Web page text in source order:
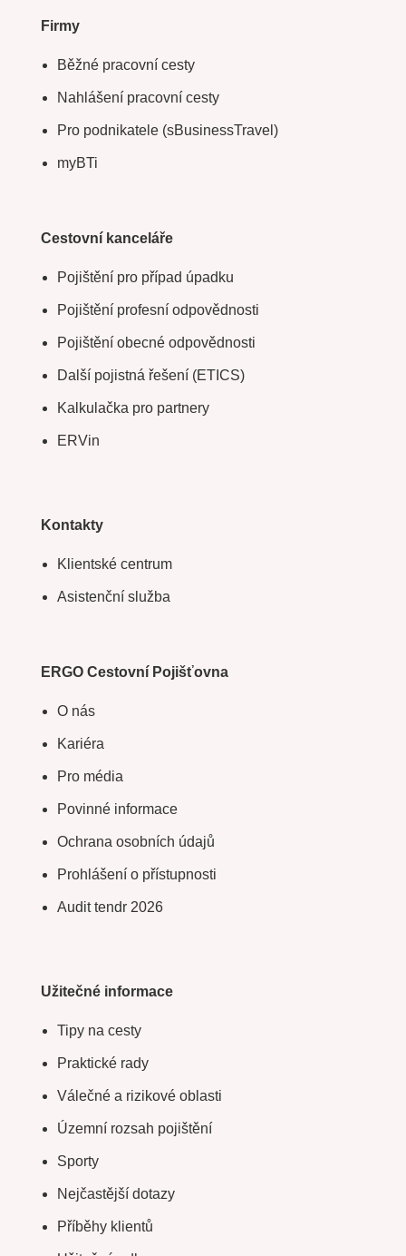
Firmy
Běžné pracovní cesty
Nahlášení pracovní cesty
Pro podnikatele (sBusinessTravel)
myBTi
Cestovní kanceláře
Pojištění pro případ úpadku
Pojištění profesní odpovědnosti
Pojištění obecné odpovědnosti
Další pojistná řešení (ETICS)
Kalkulačka pro partnery
ERVin
Kontakty
Klientské centrum
Asistenční služba
ERGO Cestovní Pojišťovna
O nás
Kariéra
Pro média
Povinné informace
Ochrana osobních údajů
Prohlášení o přístupnosti
Audit tendr 2026
Užitečné informace
Tipy na cesty
Praktické rady
Válečné a rizikové oblasti
Územní rozsah pojištění
Sporty
Nejčastější dotazy
Příběhy klientů